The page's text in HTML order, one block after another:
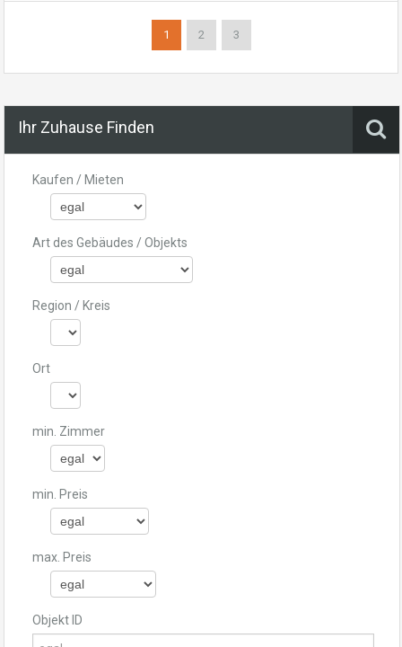
1 2 3
Ihr Zuhause Finden
Kaufen / Mieten
Art des Gebäudes / Objekts
Region / Kreis
Ort
min. Zimmer
min. Preis
max. Preis
Objekt ID